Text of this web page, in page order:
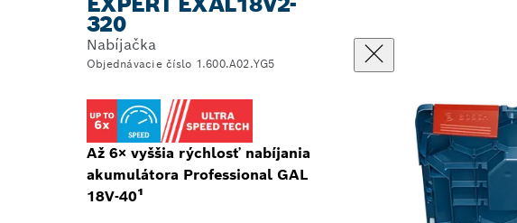
320
Nabíjačka
Objednávacie číslo 1.600.A02.YG5
Až 6× vyššia rýchlosť nabíjania
akumulátora Professional GAL
18V-40¹